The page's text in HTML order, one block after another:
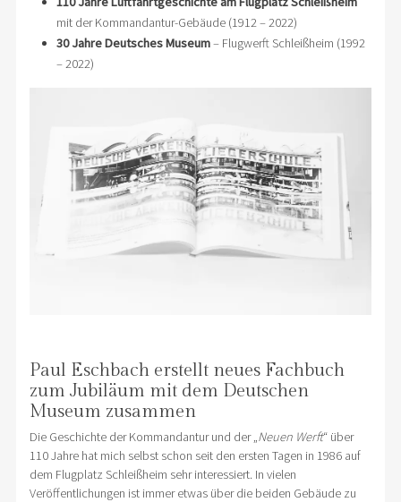
mit der Kommandantur-Gebäude (1912 – 2022)
30 Jahre Deutsches Museum– Flugwerft Schleißheim (1992
– 2022)
Paul Eschbach erstellt neues Fachbuch
zum Jubiläum mit dem Deutschen
Museum zusammen
Die Geschichte der Kommandantur und der „ Neuen Werft“ über
110 Jahre hat mich selbst schon seit den ersten Tagen in 1986 auf
dem Flugplatz Schleißheim sehr interessiert. In vielen
Veröffentlichungen ist immer etwas über die beiden Gebäude zu